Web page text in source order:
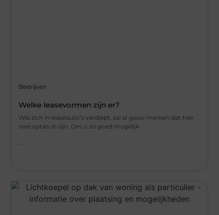
Bedrijven
Welke leasevormen zijn er?
Wie zich in leaseauto’s verdiept, zal al gauw merken dat hier
veel opties in zijn. Om u zo goed mogelijk